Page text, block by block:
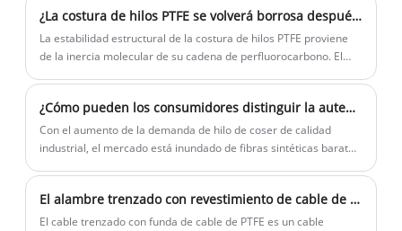
material de la bolsa de filtro derecho es esencial para lograr un
rendimiento de filtración óptimo en varios entornos industriales.
¿La costura de hilos PTFE se volverá borrosa después del uso a largo plazo?
La estabilidad estructural de la costura de hilos PTFE proviene
de la inercia molecular de su cadena de perfluorocarbono. El
¿Cómo pueden los consumidores distinguir la autenticidad del hilo de coser de PTFE de alta calidad del hilo de coser falso?
Con el aumento de la demanda de hilo de coser de calidad
industrial, el mercado está inundado de fibras sintéticas baratas
El alambre trenzado con revestimiento de cable de PTFE recibe un fuerte reconocimiento en el mercado
El cable trenzado con funda de cable de PTFE es un cable